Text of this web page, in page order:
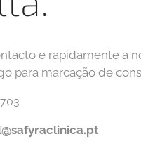
e rapidamente a
para marcação de